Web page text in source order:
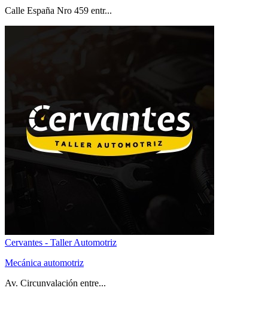
Calle España Nro 459 entr...
Cervantes - Taller Automotriz
Mecánica automotriz
Av. Circunvalación entre...